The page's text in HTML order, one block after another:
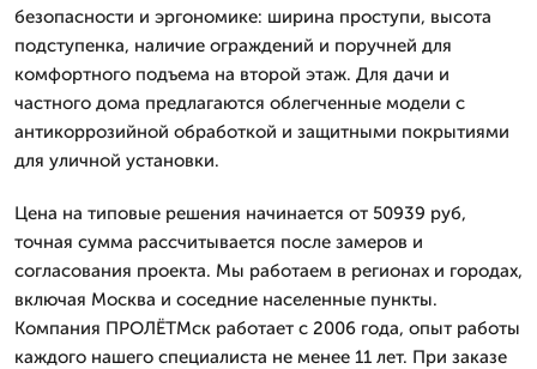
безопасности и эргономике: ширина проступи, высота
подступенка, наличие ограждений и поручней для
комфортного подъема на второй этаж. Для дачи и
частного дома предлагаются облегченные модели с
антикоррозийной обработкой и защитными покрытиями
для уличной установки.
Цена на типовые решения начинается от 50939 руб,
точная сумма рассчитывается после замеров и
согласования проекта. Мы работаем в регионах и городах,
включая Москва и соседние населенные пункты.
Компания ПРОЛЁТМск работает с 2006 года, опыт работы
каждого нашего специалиста не менее 11 лет. При заказе